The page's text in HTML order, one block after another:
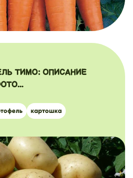
ТИМО: ОПИСАНИЕ
картошка